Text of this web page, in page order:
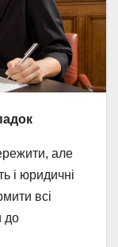
але
і юридичні
всі
до